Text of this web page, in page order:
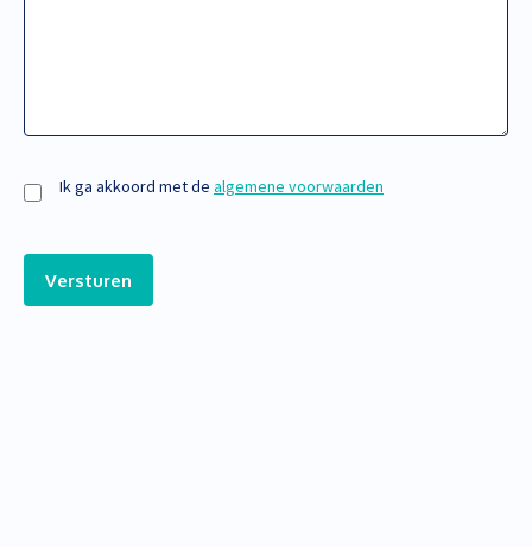
(Vereist)
Ik ga akkoord met de algemene voorwaarden
Versturen